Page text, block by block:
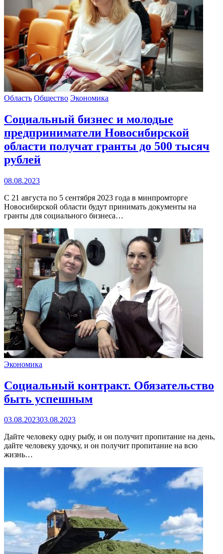
Область Общество Экономика
Социальный бизнес и молодые
предприниматели Новосибирской
области получат гранты до 500 тысяч
рублей
08.08.2023
С 21 августа по 5 сентября 2023 года в минпромторге
Новосибирской области будут принимать документы на
гранты для социального бизнеса…
Экономика
Социальный контракт. Обязательство
быть успешным
03.08.202303.08.2023
Дайте человеку одну рыбу, и он получит пропитание на день,
дайте человеку удочку, и он получит пропитание на всю
жизнь…